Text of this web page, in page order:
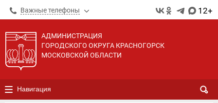
Важные телефоны 12+
АДМИНИСТРАЦИЯ
ГОРОДСКОГО ОКРУГА КРАСНОГОРСК
МОСКОВСКОЙ ОБЛАСТИ
Навигация